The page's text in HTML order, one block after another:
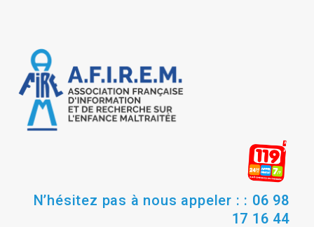
N’hésitez pas à nous appeler : : 06 98
17 16 44